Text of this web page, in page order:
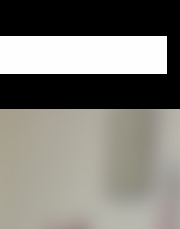
διαμερισμάτων